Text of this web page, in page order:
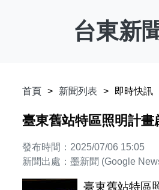
台東新
首頁 新聞列表 即時快訊
臺東舊站特區照明計
發布時間：2025/07/06 15:05
新聞出處：墨新聞 (Google
臺東舊站特區